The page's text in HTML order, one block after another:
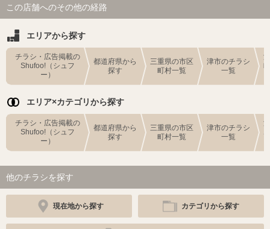
この店舗へのその他の経路
エリアから探す
チラシ・広告掲載の
Shufoo!（シュフ
ー）
都道府県から
探す
三重県の市区
町村一覧
津市のチラシ
一覧
エリア×カテゴリから探す
チラシ・広告掲載の
Shufoo!（シュフ
ー）
都道府県から
探す
三重県の市区
町村一覧
津市のチラシ
一覧
他のチラシを探す
現在地から探す カテゴリから探す